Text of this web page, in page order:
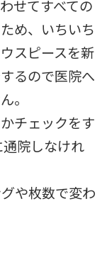
せてすべての
め、いちいち
スピースを新
るので医院へ
。
チェックをす
院しなけれ
や枚数で変わ